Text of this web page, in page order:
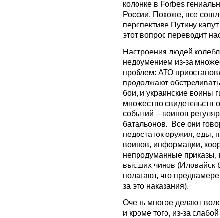
колонке в Forbes
России. Похоже, все
перспективе Путину
этот вопрос переводит
Настроения людей
недоумением из-за
проблем: АТО
продолжают
бои, и украинские воины
множество свидетельств
событий – воинов
батальонов. Все они
недостаток оружия, еды,
воинов, информации,
непродуманные приказы,
высших чинов (Иловайск
полагают, что
за это наказания).
Очень многое делают
и кроме того, из-за